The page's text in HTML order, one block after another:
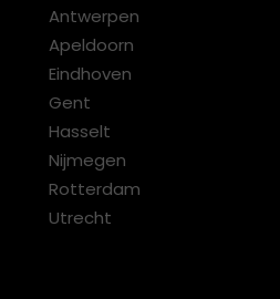
Antwerpen
Apeldoorn
Eindhoven
Gent
Hasselt
Nijmegen
Rotterdam
Utrecht